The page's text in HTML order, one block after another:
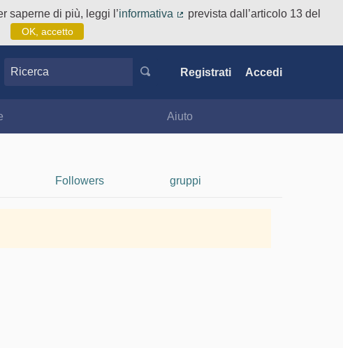
saperne di più, leggi l’informativa
prevista dall’articolo 13 del
OK, accetto
Ricerca Registrati Accedi
Aiuto
Followers gruppi